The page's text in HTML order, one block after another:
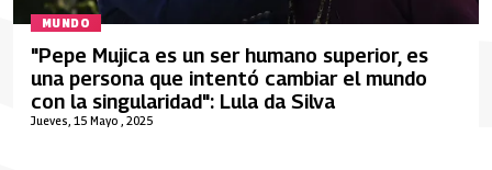
MUNDO
Jueves, 15 Mayo , 2025
"Pepe Mujica es un ser humano superior, es
una persona que intentó cambiar el mundo
con la singularidad": Lula da Silva